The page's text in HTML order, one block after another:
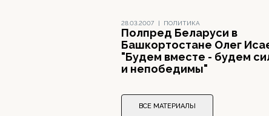
28.03.2007 | ПОЛИТИКА
Полпред Беларуси в
Башкортостане Олег
"Будем вместе - будем
и непобедимы"
ВСЕ МАТЕРИАЛЫ